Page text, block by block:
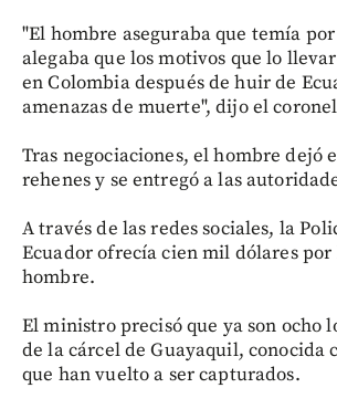
"El hombre aseguraba que temía
alegaba que los motivos que lo
en Colombia después de huir de
amenazas de muerte", dijo el
Tras negociaciones, el hombre dejó
rehenes y se entregó a las
A través de las redes sociales, la
Ecuador ofrecía cien mil dólares
hombre.
El ministro precisó que ya son ocho
de la cárcel de Guayaquil, conocida
que han vuelto a ser capturados.